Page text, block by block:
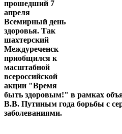
прошедший 7
апреля
Всемирный день
здоровья. Так
шахтерский
Междуреченск
приобщился к
масштабной
всероссийской
акции "Время
быть здоровым!" в рамках
В.В. Путиным года борьбы с
заболеваниями.